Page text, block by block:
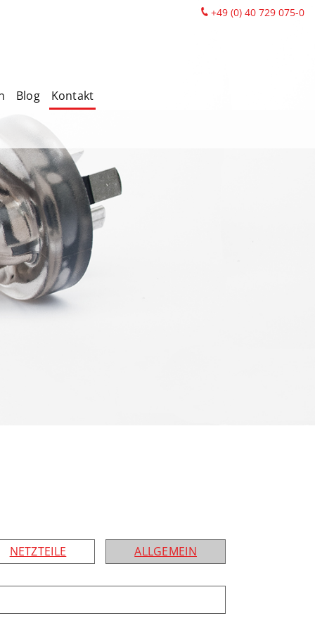
+49 (0) 40 729 075-0
Blog Kontakt
NETZTEILE ALLGEMEIN